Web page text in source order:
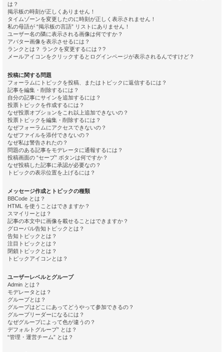
は？
掲示板の時刻が正しくありません！
タイムゾーンを変更したのに時刻が正しく表示されません！
私の母語が “掲示板の言語” リストにありません！
ユーザー名の隣に表示される画像は何ですか？
アバター画像を表示させるには？
ランクとは？ ランクを変更するには？?
メールアイコンをクリックするとログインページが表示されるんですけど？
投稿に関する問題
フォーラムにトピックを投稿、またはトピックに返信するには？
記事を編集・削除するには？
自分の記事にサインを追加するには？
投票トピックを作成するには？
なぜ投票オプションをこれ以上追加できないの？
投票トピックを編集・削除するには？
なぜフォーラムにアクセスできないの？
なぜファイルを添付できないの？
なぜ私は警告されたの？
問題のある記事をモデレータに通報するには？
投稿画面の “セーブ” ボタンは何ですか？
なぜ投稿した記事に承認が必要なの？
トピックの表示位置を上げるには？
メッセージ作成とトピックの種類
BBCode とは？
HTML を使うことはできますか？
スマイリーとは？
記事の本文中に画像を載せることはできますか？
グローバル告知トピックとは？
告知トピックとは？
注目トピックとは？
閉鎖トピックとは？
トピックアイコンとは？
ユーザーレベルとグループ
Admin とは？
モデレータとは？
グループとは？
グループはどこにあってどうやって参加できるの？
グループリーダーになるには？
なぜグループによって色が違うの？
デフォルトグループ” とは？
“管理・運営チーム” とは？